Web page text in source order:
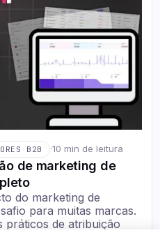
B2B ·10 min de leitura
de marketing de
do marketing de
para muitas marcas.
práticos de atribuição